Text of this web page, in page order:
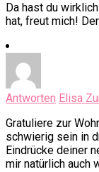
Da hast du
hat, freut mich!
Antworten Elisa
Gratuliere zur
schwierig sein in
Eindrücke deiner
mir natürlich auch